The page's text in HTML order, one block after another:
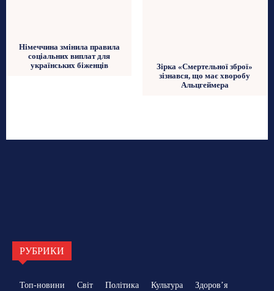
Німеччина змінила правила
соціальних виплат для
українських біженців
Зірка «Смертельної зброї»
зізнався, що має хворобу
Альцгеймера
РУБРИКИ
Топ-новини Світ Політика Культура
Здоровʼя